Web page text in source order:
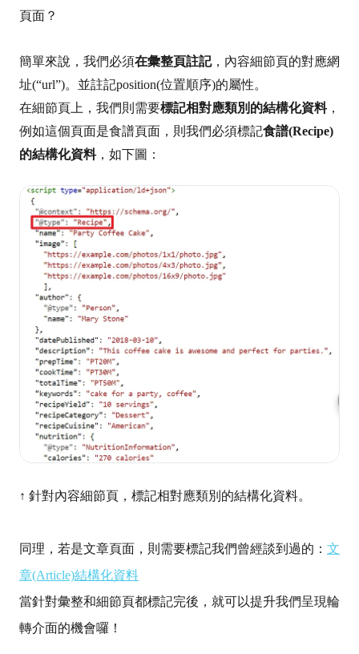
頁面？
簡單來說，我們必須在彙整頁註記，內容細節頁的對應網
址(“url”)。並註記position(位置順序)的屬性。
在細節頁上 ，我們則需要標記相對應類別的結構化資料，
例如這個頁面是食譜頁面，則我們必須標記食譜(Recipe)
的結構化資料，如下圖：
↑ 針對內容細節頁，標記相對應類別的結構化資料。
同理，若是文章頁面，則需要標記我們曾經談到過的： 文
章(Article)結構化資料
當針對彙整和細節頁都標記完後，就可以提升我們呈現輪
轉介面的機會囉！